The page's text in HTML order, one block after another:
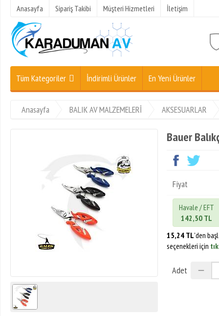
Anasayfa Sipariş Takibi Müşteri Hizmetleri İletişim
Tüm Kategoriler İndirimli Ürünler En Yeni Ürünler
Anasayfa BALIK AV MALZEMELERİ AKSESUARLAR
Bauer
Fiyat
Havale / EFT
142,50 TL
15,24 TL'den
seçenekleri için
Adet